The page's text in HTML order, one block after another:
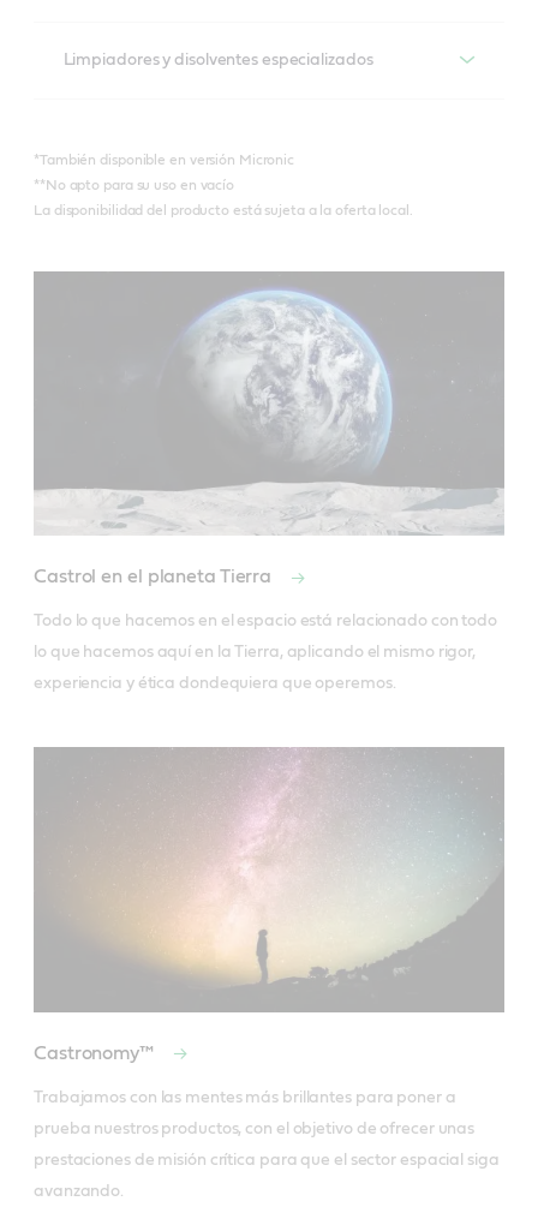
Braycote 602 EF
Braycote Micronic 1613
Limpiadores y disolventes especializados
Brayco IC X-100
*También disponible en versión Micronic
**No apto para su uso en vacío
La disponibilidad del producto está sujeta a la oferta local.
Castrol en el planeta Tierra
Todo lo que hacemos en el espacio está relacionado con todo
lo que hacemos aquí en la Tierra, aplicando el mismo rigor,
experiencia y ética dondequiera que operemos.
Castronomy™
Trabajamos con las mentes más brillantes para poner a
prueba nuestros productos, con el objetivo de ofrecer unas
prestaciones de misión crítica para que el sector espacial siga
avanzando.